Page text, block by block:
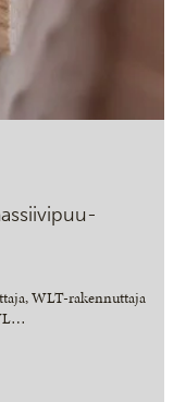
WLT-rakennuttaja
…